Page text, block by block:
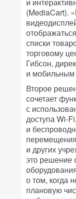
(MediaCart).
списки
торговому
Гибсон,
и мобильным
Второе
сочетает
с
доступа Wi-
и
и других
это решение
о том, когда
плановую